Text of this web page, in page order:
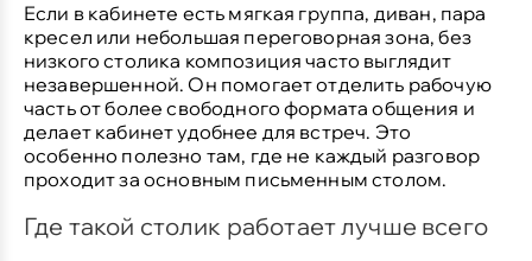
Если в кабинете есть мягкая группа, диван, пара
кресел или небольшая переговорная зона, без
низкого столика композиция часто выглядит
незавершенной. Он помогает отделить рабочую
часть от более свободного формата общения и
делает кабинет удобнее для встреч. Это
особенно полезно там, где не каждый разговор
проходит за основным письменным столом.
Где такой столик работает лучше всего